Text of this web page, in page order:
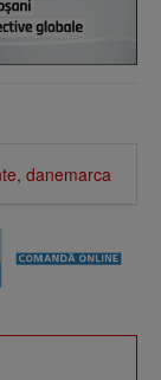
, danemarca